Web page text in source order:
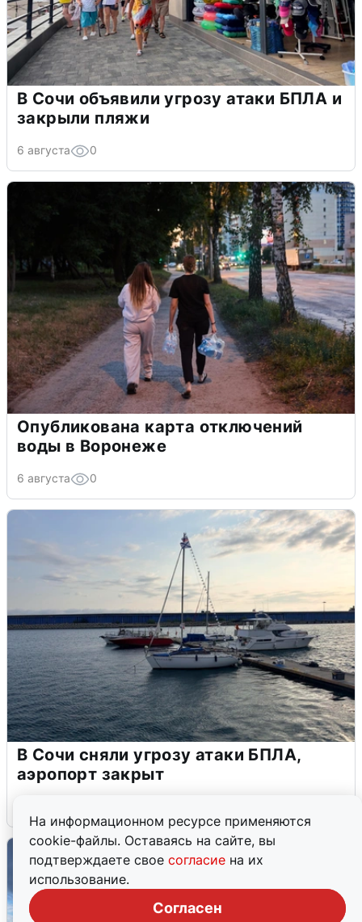
На информационном ресурсе применяются
cookie-файлы. Оставаясь на сайте, вы
подтверждаете свое согласие на их
использование.
Согласен
В Сочи объявили угрозу атаки БПЛА и
закрыли пляжи
6 августа 0
Опубликована карта отключений
воды в Воронеже
6 августа 0
В Сочи сняли угрозу атаки БПЛА,
аэропорт закрыт